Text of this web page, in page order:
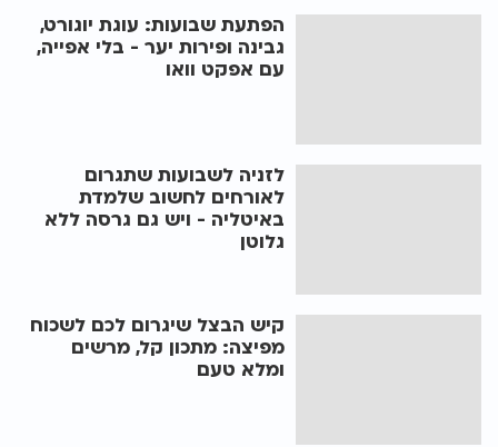
הפתעת שבועות: עוגת יוגורט,
גבינה ופירות יער - בלי אפייה,
עם אפקט וואו
לזניה לשבועות שתגרום
לאורחים לחשוב שלמדת
באיטליה - ויש גם גרסה ללא
גלוטן
קיש הבצל שיגרום לכם לשכוח
מפיצה: מתכון קל, מרשים
ומלא טעם